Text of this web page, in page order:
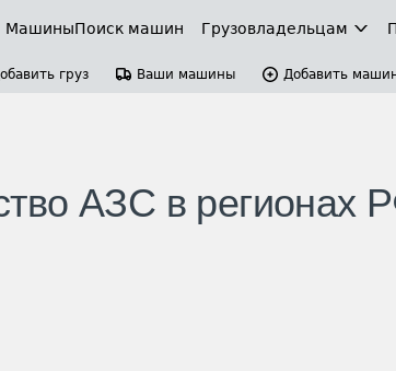
МашиныПоиск машин Грузовладельцам
груз Ваши машины Добавить
АЗС в регионах